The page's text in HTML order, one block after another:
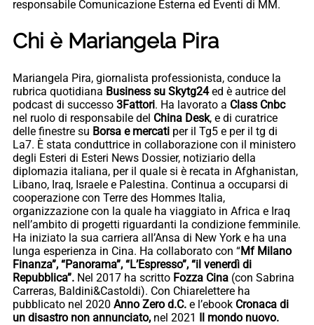
responsabile Comunicazione Esterna ed Eventi di MM.
Chi è Mariangela Pira
Mariangela Pira, giornalista professionista, conduce la
rubrica quotidiana Business su Skytg24ed è autrice del
podcast di successo 3Fattori. Ha lavorato a Class Cnbc
nel ruolo di responsabile del China Desk, e di curatrice
delle finestre su Borsa e mercati per il Tg5 e per il tg di
La7. È stata conduttrice in collaborazione con il ministero
degli Esteri di Esteri News Dossier, notiziario della
diplomazia italiana, per il quale si è recata in Afghanistan,
Libano, Iraq, Israele e Palestina. Continua a occuparsi di
cooperazione con Terre des Hommes Italia,
organizzazione con la quale ha viaggiato in Africa e Iraq
nell’ambito di progetti riguardanti la condizione femminile.
Ha iniziato la sua carriera all’Ansa di New York e ha una
lunga esperienza in Cina. Ha collaborato con “Mf Milano
Finanza”, “Panorama”, “L’Espresso”, “il venerdì di
Repubblica”. Nel 2017 ha scritto Fozza Cina (con Sabrina
Carreras, Baldini&Castoldi). Con Chiarelettere ha
pubblicato nel 2020 Anno Zero d.C. e l’ebook Cronaca di
un disastro non annunciato, nel 2021 Il mondo nuovo.